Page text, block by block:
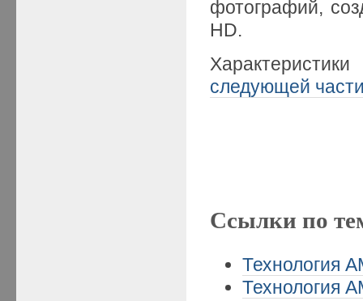
фотографий,
HD.
следующей
Ссылки по
Технология
Технология